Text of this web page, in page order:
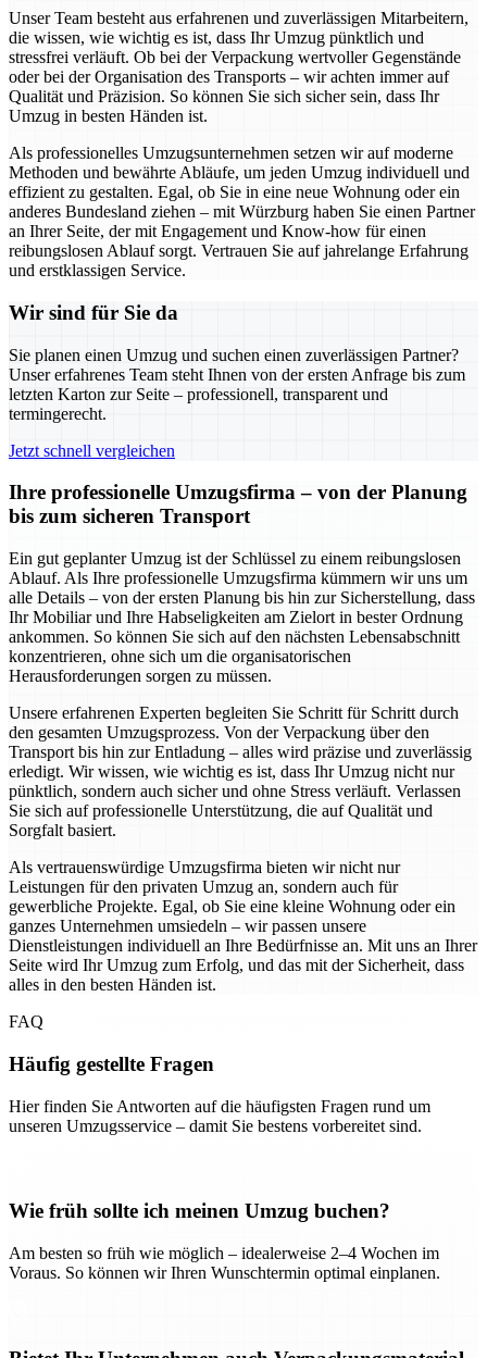
Unser Team besteht aus erfahrenen und zuverlässigen Mitarbeitern,
die wissen, wie wichtig es ist, dass Ihr Umzug pünktlich und
stressfrei verläuft. Ob bei der Verpackung wertvoller Gegenstände
oder bei der Organisation des Transports – wir achten immer auf
Qualität und Präzision. So können Sie sich sicher sein, dass Ihr
Umzug in besten Händen ist.
Als professionelles Umzugsunternehmen setzen wir auf moderne
Methoden und bewährte Abläufe, um jeden Umzug individuell und
effizient zu gestalten. Egal, ob Sie in eine neue Wohnung oder ein
anderes Bundesland ziehen – mit Würzburg haben Sie einen Partner
an Ihrer Seite, der mit Engagement und Know-how für einen
reibungslosen Ablauf sorgt. Vertrauen Sie auf jahrelange Erfahrung
und erstklassigen Service.
Wir sind für Sie da
Sie planen einen Umzug und suchen einen zuverlässigen Partner?
Unser erfahrenes Team steht Ihnen von der ersten Anfrage bis zum
letzten Karton zur Seite – professionell, transparent und
termingerecht.
Jetzt schnell vergleichen
Ihre professionelle Umzugsfirma – von der Planung
bis zum sicheren Transport
Ein gut geplanter Umzug ist der Schlüssel zu einem reibungslosen
Ablauf. Als Ihre professionelle Umzugsfirma kümmern wir uns um
alle Details – von der ersten Planung bis hin zur Sicherstellung, dass
Ihr Mobiliar und Ihre Habseligkeiten am Zielort in bester Ordnung
ankommen. So können Sie sich auf den nächsten Lebensabschnitt
konzentrieren, ohne sich um die organisatorischen
Herausforderungen sorgen zu müssen.
Unsere erfahrenen Experten begleiten Sie Schritt für Schritt durch
den gesamten Umzugsprozess. Von der Verpackung über den
Transport bis hin zur Entladung – alles wird präzise und zuverlässig
erledigt. Wir wissen, wie wichtig es ist, dass Ihr Umzug nicht nur
pünktlich, sondern auch sicher und ohne Stress verläuft. Verlassen
Sie sich auf professionelle Unterstützung, die auf Qualität und
Sorgfalt basiert.
Als vertrauenswürdige Umzugsfirma bieten wir nicht nur
Leistungen für den privaten Umzug an, sondern auch für
gewerbliche Projekte. Egal, ob Sie eine kleine Wohnung oder ein
ganzes Unternehmen umsiedeln – wir passen unsere
Dienstleistungen individuell an Ihre Bedürfnisse an. Mit uns an Ihrer
Seite wird Ihr Umzug zum Erfolg, und das mit der Sicherheit, dass
alles in den besten Händen ist.
FAQ
Häufig gestellte Fragen
Hier finden Sie Antworten auf die häufigsten Fragen rund um
unseren Umzugsservice – damit Sie bestens vorbereitet sind.
Wie früh sollte ich meinen Umzug buchen?
Am besten so früh wie möglich – idealerweise 2–4 Wochen im
Voraus. So können wir Ihren Wunschtermin optimal einplanen.